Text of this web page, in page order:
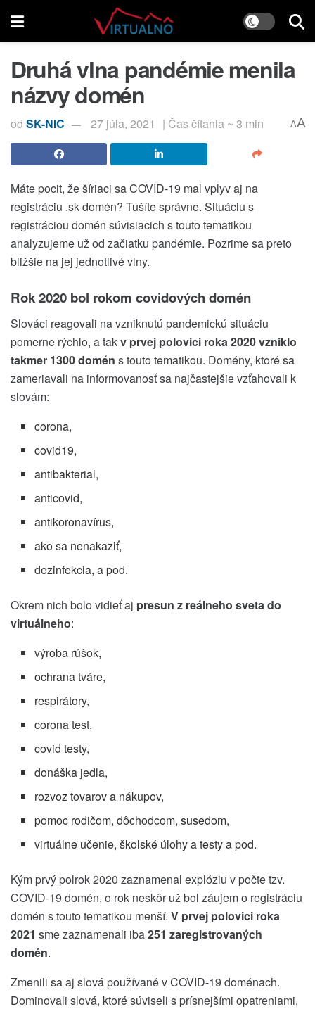
Druhá vlna pandémie menila
názvy domén
od SK-NIC 27 júla, 2021 | Čas čítania ~ 3 min AA
Máte pocit, že šíriaci sa COVID-19 mal vplyv aj na
registráciu .sk domén? Tušíte správne. Situáciu s
registráciou domén súvisiacich s touto tematikou
analyzujeme už od začiatku pandémie. Pozrime sa preto
bližšie na jej jednotlivé vlny.
Rok 2020 bol rokom covidových domén
Slováci reagovali na vzniknutú pandemickú situáciu
pomerne rýchlo, a takv prvej polovici roka 2020 vzniklo
takmer 1300 domén s touto tematikou. Domény, ktoré sa
zameriavali na informovanosť sa najčastejšie vzťahovali k
slovám:
corona,
covid19,
antibakterial,
anticovid,
antikoronavírus,
ako sa nenakaziť,
dezinfekcia, a pod.
Okrem nich bolo vidieť aj presun z reálneho sveta do
virtuálneho:
výroba rúšok,
ochrana tváre,
respirátory,
corona test,
covid testy,
donáška jedla,
rozvoz tovarov a nákupov,
pomoc rodičom, dôchodcom, susedom,
virtuálne učenie, školské úlohy a testy a pod.
Kým prvý polrok 2020 zaznamenal explóziu v počte tzv.
COVID-19 domén, o rok neskôr už bol záujem o registráciu
domén s touto tematikou menší. V prvej polovici roka
2021 sme zaznamenali iba251 zaregistrovaných
domén.
Zmenili sa aj slová používané v COVID-19 doménach.
Dominovali slová, ktoré súviseli s prísnejšími opatreniami,